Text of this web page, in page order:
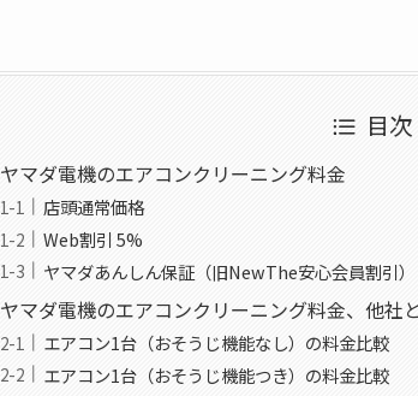
目次
ヤマダ電機のエアコンクリーニング料金
店頭通常価格
Web割引 5%
ヤマダあんしん保証（旧NewThe安心会員割引
ヤマダ電機のエアコンクリーニング料金、他社
エアコン1台（おそうじ機能なし）の料金比較
エアコン1台（おそうじ機能つき）の料金比較